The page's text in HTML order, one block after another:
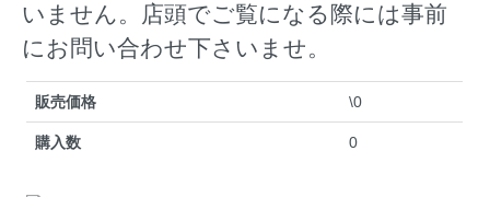
いません。店頭でご覧になる際には事前
にお問い合わせ下さいませ。
販売価格 \0
購入数 0